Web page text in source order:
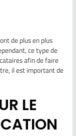
de plus en plus
ce type de
afin de faire
il est important de
LE